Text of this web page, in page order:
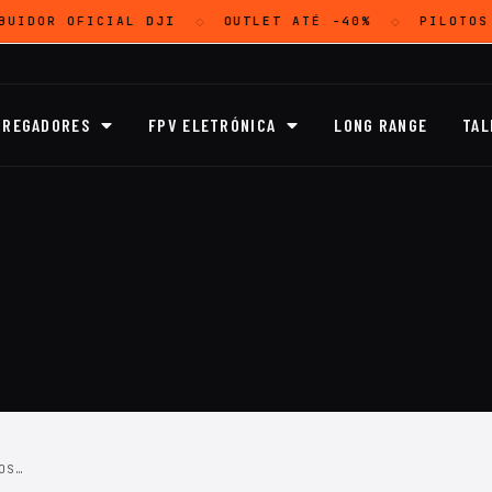
OFICIAL DJI ◇ OUTLETATÉ -40% ◇
FPV ELETRÓNICA LONG RANGE